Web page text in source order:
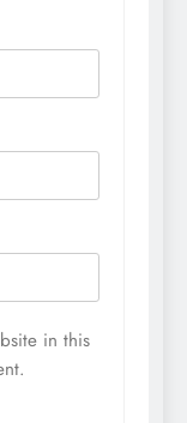
in this